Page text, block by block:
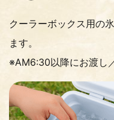
クーラーボックス用の
ます。
※AM6:30以降にお渡し